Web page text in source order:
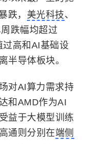
跌， 美光科技、
跌幅均超过
高和AI基础设
半导体板块。
对AI算力需求持
和AMD作为AI
益于大模型训练
通则分别在端侧